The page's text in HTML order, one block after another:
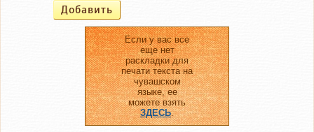
Если у вас все
еще нет
раскладки для
печати текста на
чувашском
языке, ее
можете взять
ЗДЕСЬ.